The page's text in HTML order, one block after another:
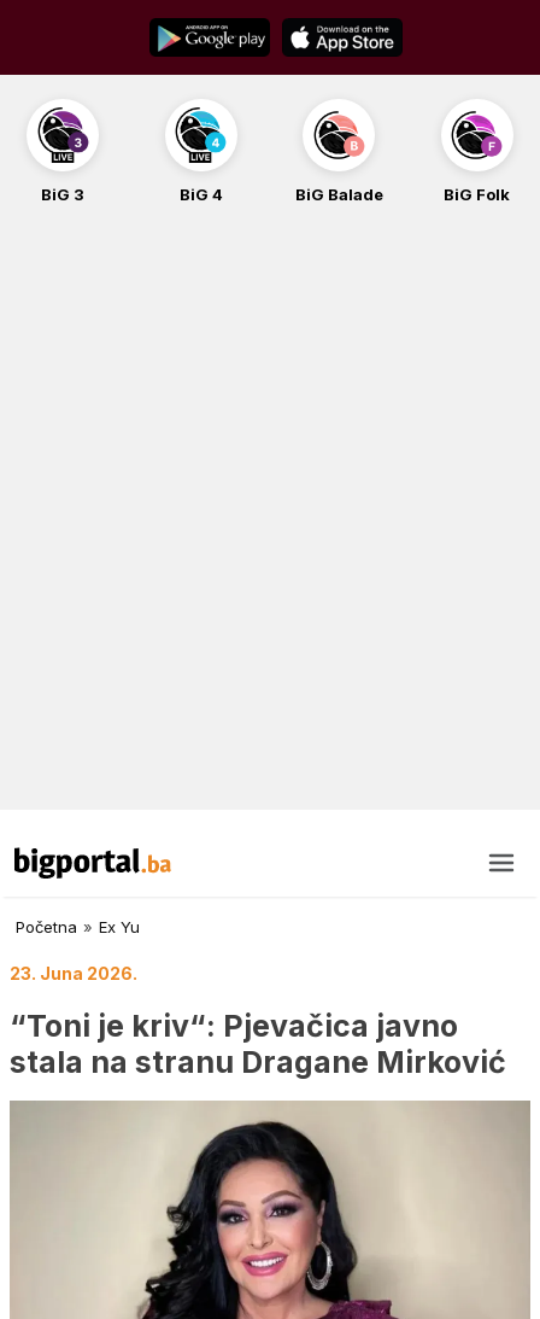
content
BiG 3 BiG 4 BiG Balade BiG Folk
Početna » Ex Yu
23. Juna 2026.
“Toni je kriv“: Pjevačica javno
stala na stranu Dragane Mirković